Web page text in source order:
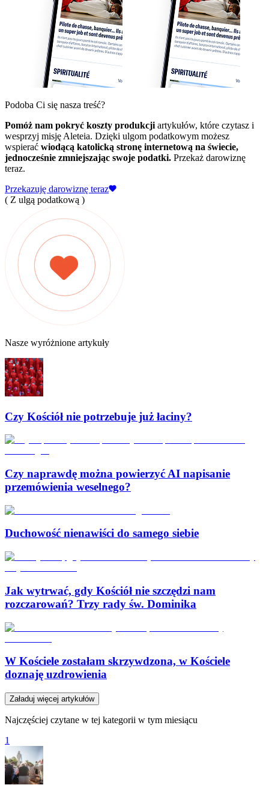
Podoba Ci się nasza treść?
Pomóż nam pokryć koszty produkcji artykułów, które czytasz i
wesprzyj misję Aleteia. Dzięki ulgom podatkowym możesz
wspierać wiodącą katolicką stronę internetową na świecie,
jednocześnie zmniejszając swoje podatki. Przekaż darowiznę
teraz.
Przekazuję darowiznę teraz
( Z ulgą podatkową )
Nasze wyróżnione artykuły
Czy Kościół nie potrzebuje już łaciny?
Czy naprawdę można powierzyć AI napisanie
przemówienia weselnego?
Duchowość nienawiści do samego siebie
Jak wytrwać, gdy Kościół nie szczędzi nam
rozczarowań? Trzy rady św. Dominika
W Kościele zostałam skrzywdzona, w Kościele
doznaję uzdrowienia
Załaduj więcej artykułów
Najczęściej czytane w tej kategorii w tym miesiącu
1